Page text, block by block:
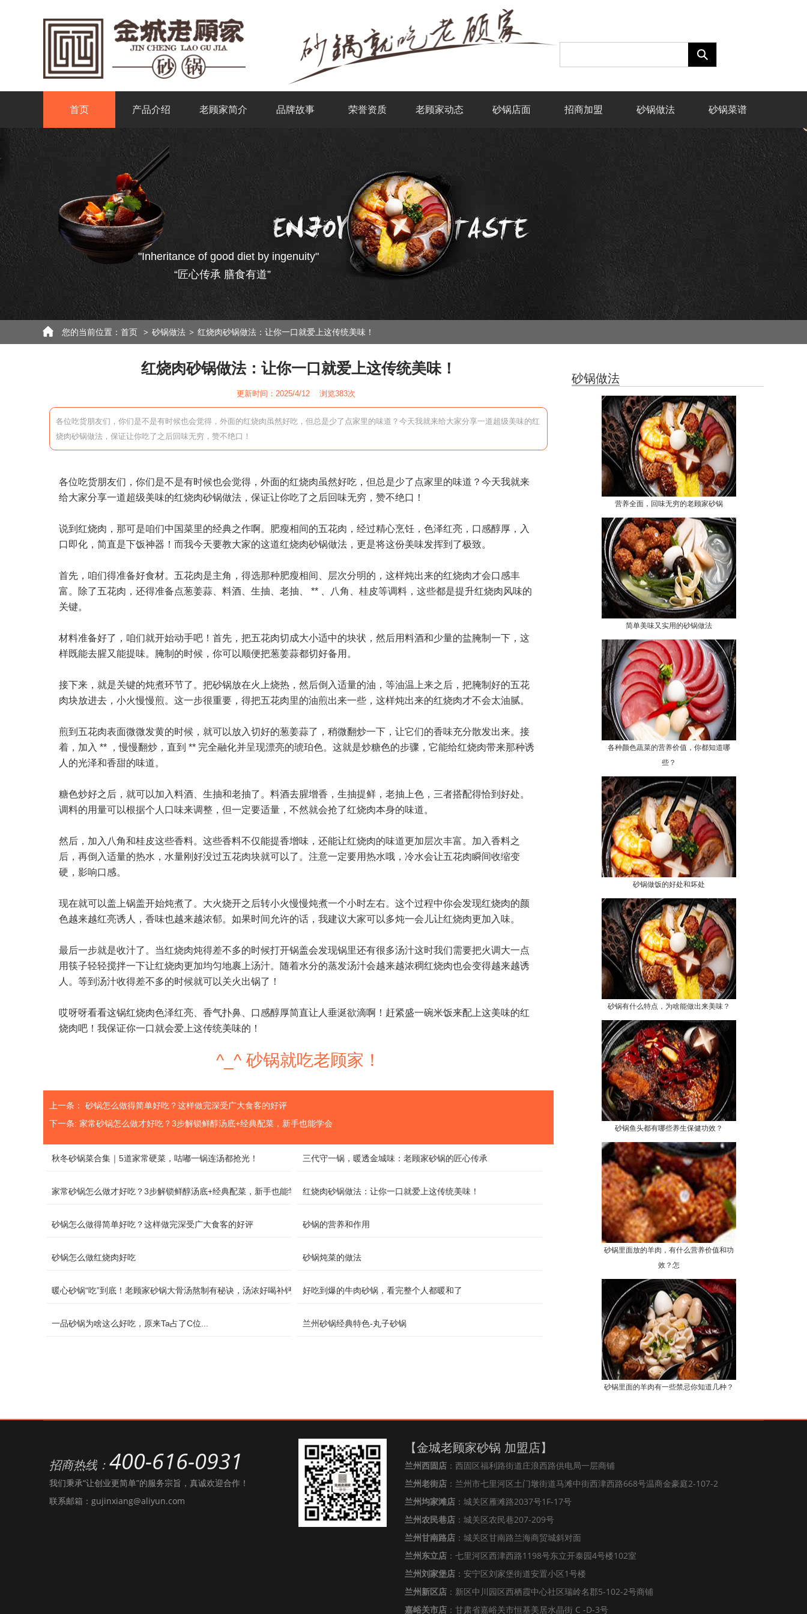
首页 产品介绍 老顾家简介 品牌故事 荣誉资质 老顾家动态 砂锅店面 招商加盟 砂锅做法 砂锅菜谱
"Inheritance of good diet by ingenuity"
“匠心传承 膳食有道”
您的当前位置： 首页 > 砂锅做法 > 红烧肉砂锅做法：让你一口就爱上这传统美味！
红烧肉砂锅做法：让你一口就爱上这传统美味！
更新时间：2025/4/12 浏览383次
各位吃货朋友们，你们是不是有时候也会觉得，外面的红烧肉虽然好吃，但总是少了点家里的味道？今天我就来给大家分享一道超级美味的红
烧肉砂锅做法，保证让你吃了之后回味无穷，赞不绝口！
各位吃货朋友们，你们是不是有时候也会觉得，外面的红烧肉虽然好吃，但总是少了点家里的味道？今天我就来
给大家分享一道超级美味的红烧肉砂锅做法，保证让你吃了之后回味无穷，赞不绝口！
说到红烧肉，那可是咱们中国菜里的经典之作啊。肥瘦相间的五花肉，经过精心烹饪，色泽红亮，口感醇厚，入
口即化，简直是下饭神器！而我今天要教大家的这道红烧肉砂锅做法，更是将这份美味发挥到了极致。
首先，咱们得准备好食材。五花肉是主角，得选那种肥瘦相间、层次分明的，这样炖出来的红烧肉才会口感丰
富。除了五花肉，还得准备点葱姜蒜、料酒、生抽、老抽、 ** 、八角、桂皮等调料，这些都是提升红烧肉风味的
关键。
材料准备好了，咱们就开始动手吧！首先，把五花肉切成大小适中的块状，然后用料酒和少量的盐腌制一下，这
样既能去腥又能提味。腌制的时候，你可以顺便把葱姜蒜都切好备用。
接下来，就是关键的炖煮环节了。把砂锅放在火上烧热，然后倒入适量的油，等油温上来之后，把腌制好的五花
肉块放进去，小火慢慢煎。这一步很重要，得把五花肉里的油煎出来一些，这样炖出来的红烧肉才不会太油腻。
煎到五花肉表面微微发黄的时候，就可以放入切好的葱姜蒜了，稍微翻炒一下，让它们的香味充分散发出来。接
着，加入 ** ，慢慢翻炒，直到 ** 完全融化并呈现漂亮的琥珀色。这就是炒糖色的步骤，它能给红烧肉带来那种诱
人的光泽和香甜的味道。
糖色炒好之后，就可以加入料酒、生抽和老抽了。料酒去腥增香，生抽提鲜，老抽上色，三者搭配得恰到好处。
调料的用量可以根据个人口味来调整，但一定要适量，不然就会抢了红烧肉本身的味道。
然后，加入八角和桂皮这些香料。这些香料不仅能提香增味，还能让红烧肉的味道更加层次丰富。加入香料之
后，再倒入适量的热水，水量刚好没过五花肉块就可以了。注意一定要用热水哦，冷水会让五花肉瞬间收缩变
硬，影响口感。
现在就可以盖上锅盖开始炖煮了。大火烧开之后转小火慢慢炖煮一个小时左右。这个过程中你会发现红烧肉的颜
色越来越红亮诱人，香味也越来越浓郁。如果时间允许的话，我建议大家可以多炖一会儿让红烧肉更加入味。
最后一步就是收汁了。当红烧肉炖得差不多的时候打开锅盖会发现锅里还有很多汤汁这时我们需要把火调大一点
用筷子轻轻搅拌一下让红烧肉更加均匀地裹上汤汁。随着水分的蒸发汤汁会越来越浓稠红烧肉也会变得越来越诱
人。等到汤汁收得差不多的时候就可以关火出锅了！
哎呀呀看看这锅红烧肉色泽红亮、香气扑鼻、口感醇厚简直让人垂涎欲滴啊！赶紧盛一碗米饭来配上这美味的红
烧肉吧！我保证你一口就会爱上这传统美味的！
^_^ 砂锅就吃老顾家！
上一条： 砂锅怎么做得简单好吃？这样做完深受广大食客的好评
下一条: 家常砂锅怎么做才好吃？3步解锁鲜醇汤底+经典配菜，新手也能学会
秋冬砂锅菜合集｜5道家常硬菜，咕嘟一锅连汤都抢光！ 三代守一锅，暖透金城味：老顾家砂锅的匠心传承
家常砂锅怎么做才好吃？3步解锁鲜醇汤底+经典配菜，新手也能学会红烧肉砂锅做法：让你一口就爱上这传统美味！
砂锅怎么做得简单好吃？这样做完深受广大食客的好评 砂锅的营养和作用
砂锅怎么做红烧肉好吃 砂锅炖菜的做法
暖心砂锅“吃”到底！老顾家砂锅大骨汤熬制有秘诀，汤浓好喝补钙！ 好吃到爆的牛肉砂锅，看完整个人都暖和了
一品砂锅为啥这么好吃，原来Ta占了C位... 兰州砂锅经典特色-丸子砂锅
砂锅做法
营养全面，回味无穷的老顾家砂锅
简单美味又实用的砂锅做法
各种颜色蔬菜的营养价值，你都知道哪
些？
砂锅做饭的好处和坏处
砂锅有什么特点，为啥能做出来美味？
砂锅鱼头都有哪些养生保健功效？
砂锅里面放的羊肉，有什么营养价值和功
效？怎
砂锅里面的羊肉有一些禁忌你知道几种？
招商热线： 400-616-0931
我们秉承“让创业更简单”的服务宗旨，真诚欢迎合作！
联系邮箱：gujinxiang@aliyun.com
【金城老顾家砂锅 加盟店】
兰州西固店 ：西固区福利路街道庄浪西路供电局一层商铺
兰州老街店 ：兰州市七里河区土门墩街道马滩中街西津西路668号温商金豪庭2-107-2
兰州均家滩店 ：城关区雁滩路2037号1F-17号
兰州农民巷店 ：城关区农民巷207-209号
兰州甘南路店 ：城关区甘南路兰海商贸城斜对面
兰州东立店 ：七里河区西津西路1198号东立开泰园4号楼102室
兰州刘家堡店 ：安宁区刘家堡街道安置小区1号楼
兰州新区店 ：新区中川园区西栖霞中心社区瑞岭名郡5-102-2号商铺
嘉峪关市店 ：甘肃省嘉峪关市恒基美居水晶街 C -D-3号